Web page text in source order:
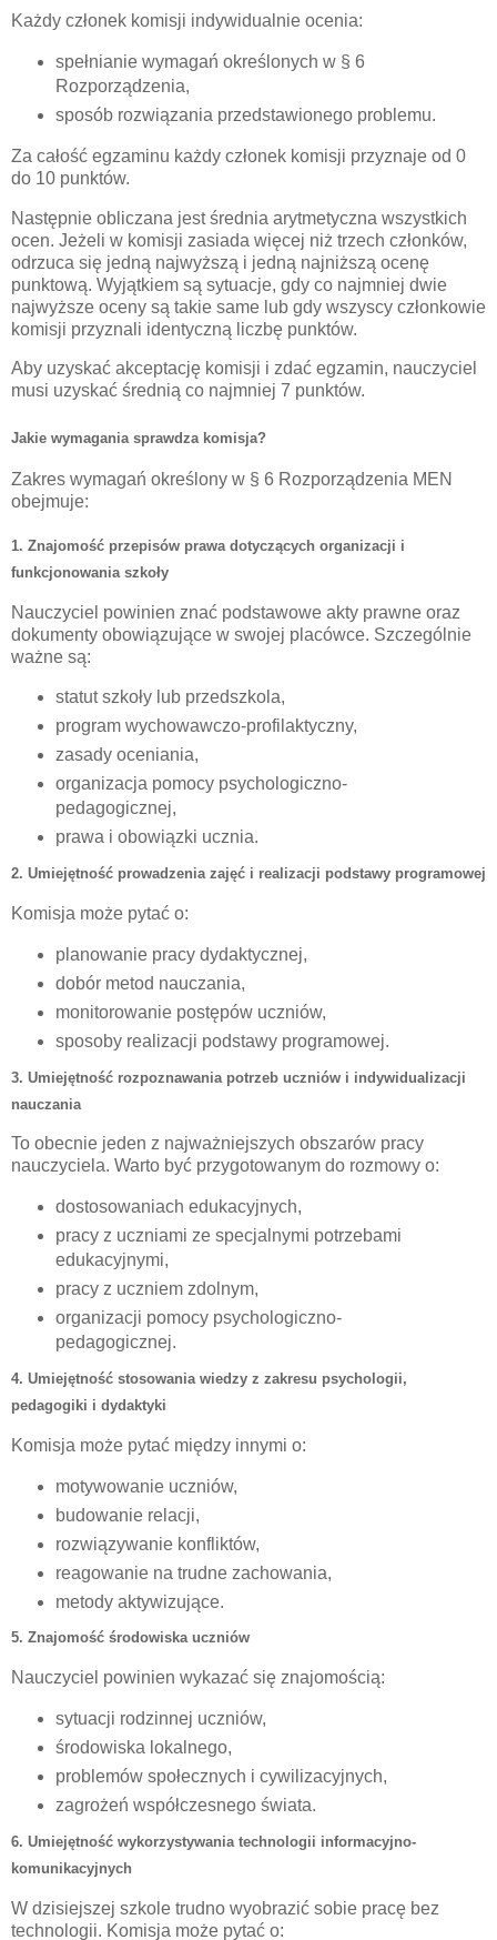
Każdy członek komisji indywidualnie ocenia:
spełnianie wymagań określonych w § 6
Rozporządzenia,
sposób rozwiązania przedstawionego problemu.
Za całość egzaminu każdy członek komisji przyznaje od 0
do 10 punktów.
Następnie obliczana jest średnia arytmetyczna wszystkich
ocen. Jeżeli w komisji zasiada więcej niż trzech członków,
odrzuca się jedną najwyższą i jedną najniższą ocenę
punktową. Wyjątkiem są sytuacje, gdy co najmniej dwie
najwyższe oceny są takie same lub gdy wszyscy członkowie
komisji przyznali identyczną liczbę punktów.
Aby uzyskać akceptację komisji i zdać egzamin, nauczyciel
musi uzyskać średnią co najmniej 7 punktów.
Jakie wymagania sprawdza komisja?
Zakres wymagań określony w § 6 Rozporządzenia MEN
obejmuje:
1. Znajomość przepisów prawa dotyczących organizacji i
funkcjonowania szkoły
Nauczyciel powinien znać podstawowe akty prawne oraz
dokumenty obowiązujące w swojej placówce. Szczególnie
ważne są:
statut szkoły lub przedszkola,
program wychowawczo-profilaktyczny,
zasady oceniania,
organizacja pomocy psychologiczno-
pedagogicznej,
prawa i obowiązki ucznia.
2. Umiejętność prowadzenia zajęć i realizacji podstawy programowej
Komisja może pytać o:
planowanie pracy dydaktycznej,
dobór metod nauczania,
monitorowanie postępów uczniów,
sposoby realizacji podstawy programowej.
3. Umiejętność rozpoznawania potrzeb uczniów i indywidualizacji
nauczania
To obecnie jeden z najważniejszych obszarów pracy
nauczyciela. Warto być przygotowanym do rozmowy o:
dostosowaniach edukacyjnych,
pracy z uczniami ze specjalnymi potrzebami
edukacyjnymi,
pracy z uczniem zdolnym,
organizacji pomocy psychologiczno-
pedagogicznej.
4. Umiejętność stosowania wiedzy z zakresu psychologii,
pedagogiki i dydaktyki
Komisja może pytać między innymi o:
motywowanie uczniów,
budowanie relacji,
rozwiązywanie konfliktów,
reagowanie na trudne zachowania,
metody aktywizujące.
5. Znajomość środowiska uczniów
Nauczyciel powinien wykazać się znajomością:
sytuacji rodzinnej uczniów,
środowiska lokalnego,
problemów społecznych i cywilizacyjnych,
zagrożeń współczesnego świata.
6. Umiejętność wykorzystywania technologii informacyjno-
komunikacyjnych
W dzisiejszej szkole trudno wyobrazić sobie pracę bez
technologii. Komisja może pytać o: